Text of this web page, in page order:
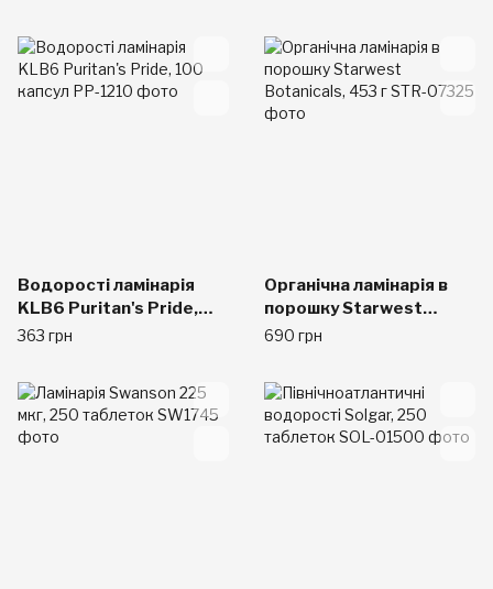
Водорості ламінарія
KLB6 Puritan's Pride,
100 капсул
363 грн
Органічна ламінарія в
порошку Starwest
Botanicals, 453 г
690 грн